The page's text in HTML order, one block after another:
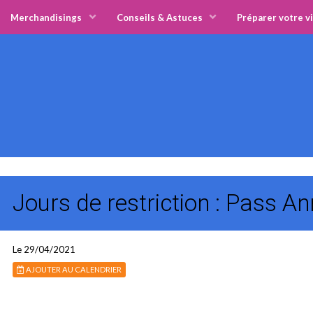
Merchandisings Conseils & Astuces Préparer votre
Jours de restriction : Pass
Le 29/04/2021
AJOUTER AU CALENDRIER